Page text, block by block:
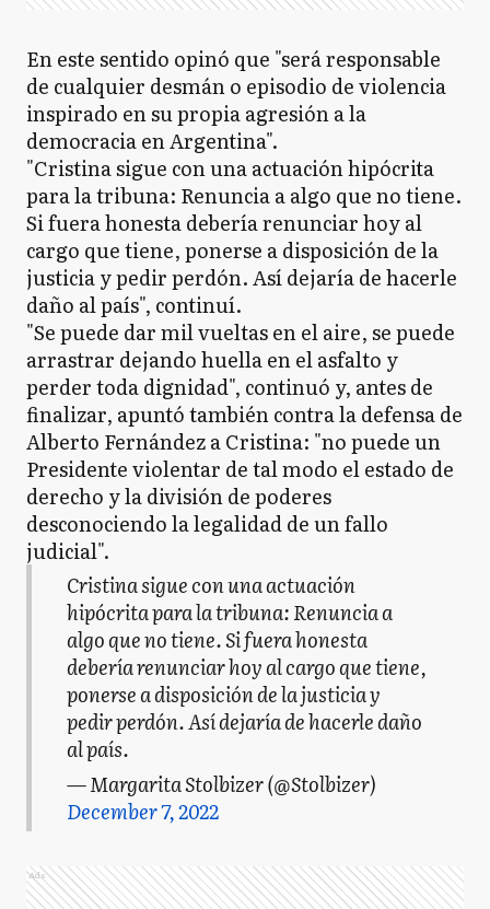
En este sentido opinó que "será responsable
de cualquier desmán o episodio de violencia
inspirado en su propia agresión a la
democracia en Argentina".
"Cristina sigue con una actuación hipócrita
para la tribuna: Renuncia a algo que no tiene.
Si fuera honesta debería renunciar hoy al
cargo que tiene, ponerse a disposición de la
justicia y pedir perdón. Así dejaría de hacerle
daño al país", continuí.
"Se puede dar mil vueltas en el aire, se puede
arrastrar dejando huella en el asfalto y
perder toda dignidad", continuó y, antes de
finalizar, apuntó también contra la defensa de
Alberto Fernández a Cristina: "no puede un
Presidente violentar de tal modo el estado de
derecho y la división de poderes
desconociendo la legalidad de un fallo
judicial".
Cristina sigue con una actuación
hipócrita para la tribuna: Renuncia a
algo que no tiene. Si fuera honesta
debería renunciar hoy al cargo que tiene,
ponerse a disposición de la justicia y
pedir perdón. Así dejaría de hacerle daño
al país.
— Margarita Stolbizer (@Stolbizer)
December 7, 2022
Ads